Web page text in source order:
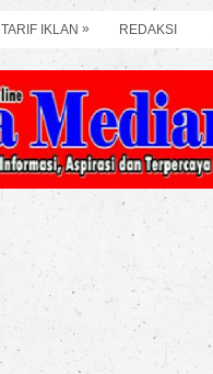
TARIF IKLAN » REDAKSI